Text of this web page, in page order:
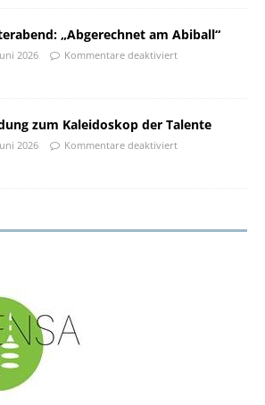
„Abgerechnet am Abiball“
2026 Kommentare deaktiviert
zum Kaleidoskop der Talente
2026 Kommentare deaktiviert